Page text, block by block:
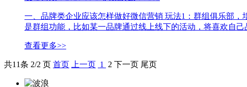
一、品牌类企业应该怎样做好微信营销 玩法1：群组俱乐部
是群组功能，比如某一品牌通过线上线下的活动，将喜欢自己
查看更多>>
共11条 2/2 页 首页 上一页 1 2 下一页 尾页